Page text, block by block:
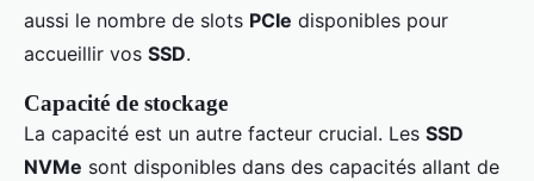
aussi le nombre de slots PCIe disponibles pour
accueillir vos SSD.
Capacité de stockage
La capacité est un autre facteur crucial. Les SSD
NVMe sont disponibles dans des capacités allant de